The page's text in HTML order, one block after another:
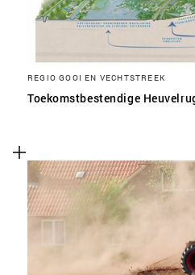
REGIO GOOI EN VECHTSTREEK
Toekomstbestendige